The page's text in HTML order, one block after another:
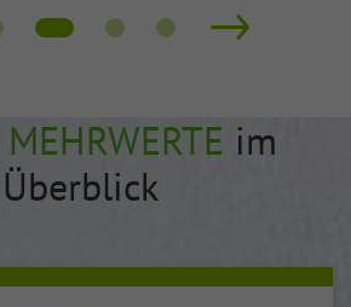
MEHRWERTE im
Überblick